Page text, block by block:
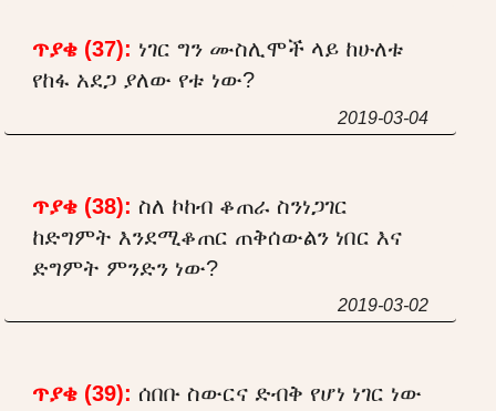
ጥያቄ (37): ነገር ግን ሙስሊሞች ላይ ከሁለቱ
የከፋ አደጋ ያለው የቱ ነው?
2019-03-04
ጥያቄ (38): ስለ ኮከብ ቆጠራ ስንነጋገር
ከድግምት እንደሚቆጠር ጠቅሰውልን ነበር እና
ድግምት ምንድን ነው?
2019-03-02
ጥያቄ (39): ሰበቡ ስውርና ድብቅ የሆነ ነገር ነው